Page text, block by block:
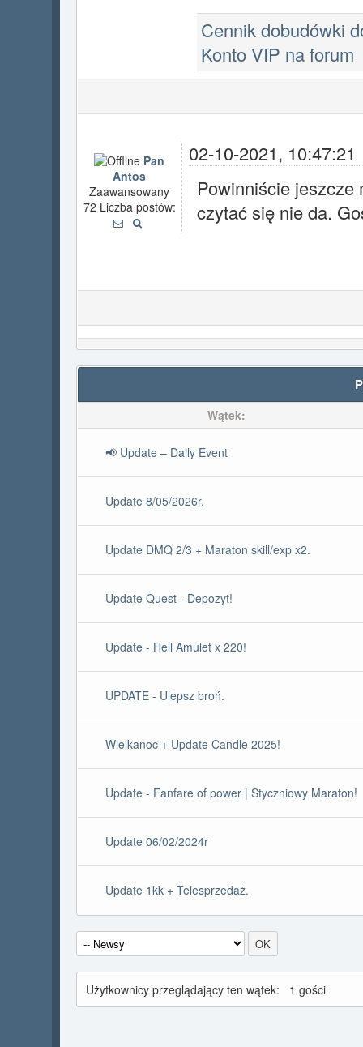
Cennik dobudówki
Konto VIP na forum
Pan
Antos
Zaawansowany
72 Liczba postów:
02-10-2021, 10:47:21
Powinniście jeszcze
czytać się nie da.
Wątek:
📢 Update – Daily Event
Update 8/05/2026r.
Update DMQ 2/3 + Maraton skill/exp x2.
Update Quest - Depozyt!
Update - Hell Amulet x 220!
UPDATE - Ulepsz broń.
Wielkanoc + Update Candle 2025!
Update - Fanfare of power | Styczniowy Maraton!
Update 06/02/2024r
Update 1kk + Telesprzedaż.
Użytkownicy przeglądający ten wątek: 1 gości